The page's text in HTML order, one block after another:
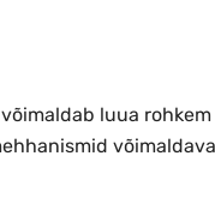
luua